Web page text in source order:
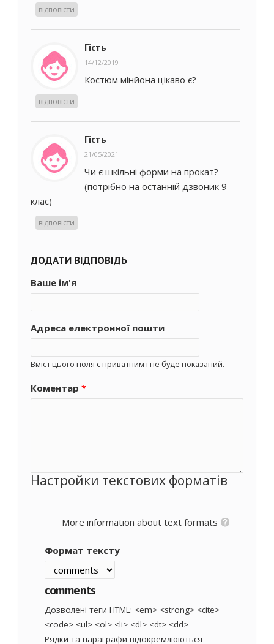
відповісти
Гість
14/12/2019
Костюм мінйона цікаво є?
відповісти
Гість
21/05/2021
Чи є шкільні форми на прокат?
(потрібно на останній дзвоник 9
клас)
відповісти
ДОДАТИ ВІДПОВІДЬ
Ваше ім'я
Адреса електронної пошти
Вміст цього поля є приватним і не буде показаний.
Коментар *
Настройки текстових форматів
More information about text formats
Формат тексту
comments
Дозволені теги HTML: <em> <strong> <cite>
<code> <ul> <ol> <li> <dl> <dt> <dd>
Рядки та параграфи відокремлюються